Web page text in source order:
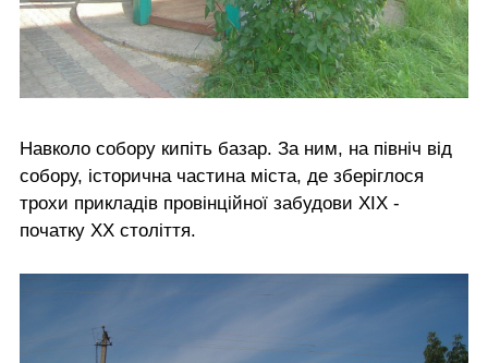
Навколо собору кипіть базар. За ним, на північ від
собору, історична частина міста, де зберіглося
трохи прикладів провінційної забудови ХІХ -
початку ХХ століття.